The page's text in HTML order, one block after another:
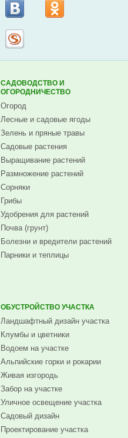
САДОВОДСТВО И
ОГОРОДНИЧЕСТВО
Огород
Лесные и садовые ягоды
Зелень и пряные травы
Садовые растения
Выращивание растений
Размножение растений
Сорняки
Грибы
Удобрения для растений
Почва (грунт)
Болезни и вредители растений
Парники и теплицы
ОБУСТРОЙСТВО УЧАСТКА
Ландшафтный дизайн участка
Клумбы и цветники
Водоем на участке
Альпийские горки и рокарии
Живая изгородь
Забор на участке
Уличное освещение участка
Садовый дизайн
Проектирование участка